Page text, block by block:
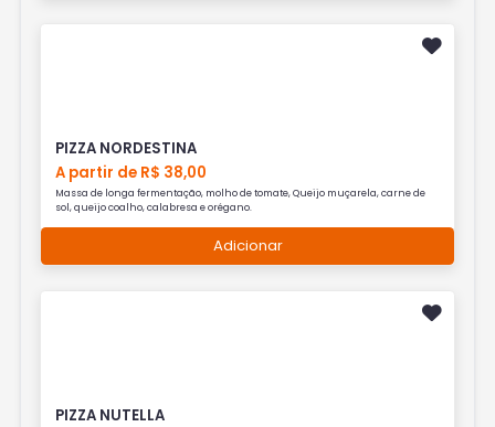
PIZZA NORDESTINA
A partir de R$ 38,00
Massa de longa fermentação, molho de tomate, Queijo muçarela, carne de
sol, queijo coalho, calabresa e orégano.
Adicionar
PIZZA NUTELLA